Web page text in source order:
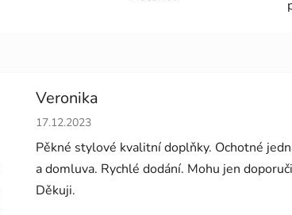
Veronika
Hodnocení obchodu je 5 z 5 hvězdiček.
17.12.2023
Pěkné stylové kvalitní doplňky. Ochotné
a domluva. Rychlé dodání. Mohu jen
Děkuji.